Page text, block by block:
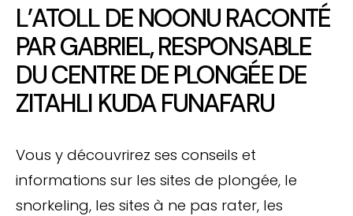
L’ATOLL DE NOONU RACONTÉ
PAR GABRIEL, RESPONSABLE
DU CENTRE DE PLONGÉE DE
ZITAHLI KUDA FUNAFARU
Vous y découvrirez ses conseils et
informations sur les sites de plongée, le
snorkeling, les sites à ne pas rater, les